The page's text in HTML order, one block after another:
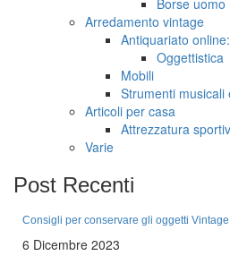
Arredamento vintage
Antiquariato
Oggettistica
Mobili
Strumenti musicali
Articoli per casa
Attrezzatura
Varie
Post Recenti
Consigli per conservare gli oggetti Vintage
6 Dicembre 2023